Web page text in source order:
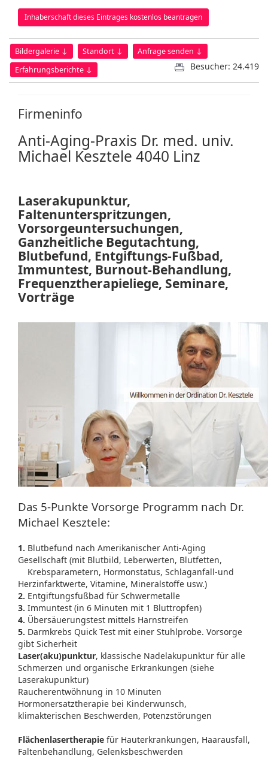
Inhaberschaft dieses Eintrages kostenlos beantragen
Bildergalerie ↓ Standort ↓
Anfrage senden ↓
Erfahrungsberichte ↓
Besucher: 24.419
Firmeninfo
Anti-Aging-Praxis Dr. med. univ.
Michael Kesztele 4040 Linz
Laserakupunktur,
Faltenunterspritzungen,
Vorsorgeuntersuchungen,
Ganzheitliche Begutachtung,
Blutbefund, Entgiftungs-Fußbad,
Immuntest, Burnout-Behandlung,
Frequenztherapieliege, Seminare,
Vorträge
Das 5-Punkte Vorsorge Programm nach Dr.
Michael Kesztele:
1. Blutbefund nach Amerikanischer Anti-Aging
Gesellschaft (mit Blutbild, Leberwerten, Blutfetten,
Krebsparametern, Hormonstatus, Schlaganfall-und
Herzinfarktwerte, Vitamine, Mineralstoffe usw.)
2. Entgiftungsfußbad für Schwermetalle
3. Immuntest (in 6 Minuten mit 1 Bluttropfen)
4. Übersäuerungstest mittels Harnstreifen
5. Darmkrebs Quick Test mit einer Stuhlprobe. Vorsorge
gibt Sicherheit
Laser(aku)punktur, klassische Nadelakupunktur für alle
Schmerzen und organische Erkrankungen (siehe
Laserakupunktur)
Raucherentwöhnung in 10 Minuten
Hormonersatztherapie bei Kinderwunsch,
klimakterischen Beschwerden, Potenzstörungen
Flächenlasertherapie für Hauterkrankungen, Haarausfall,
Faltenbehandlung, Gelenksbeschwerden